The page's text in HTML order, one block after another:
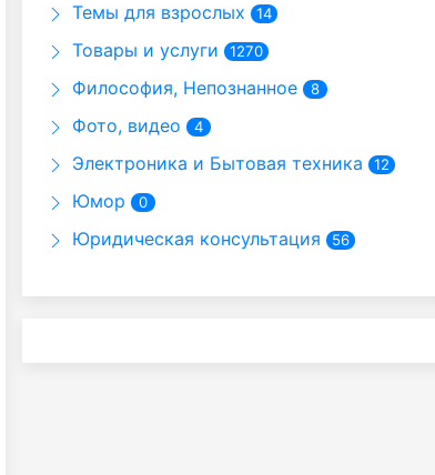
Темы для взрослых 14
Товары и услуги 1270
Философия, Непознанное 8
Фото, видео 4
Электроника и Бытовая техника 12
Юмор 0
Юридическая консультация 56